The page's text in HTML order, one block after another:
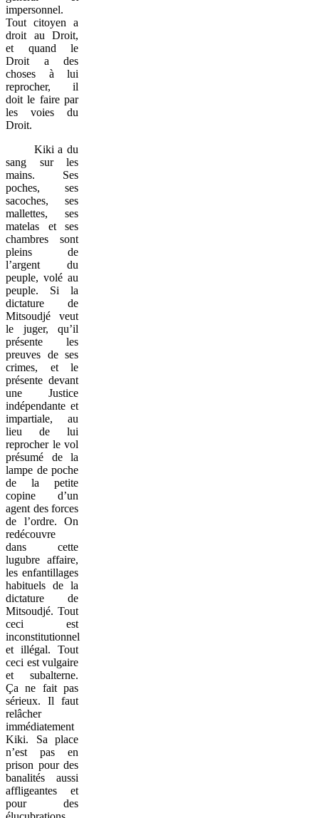
impersonnel.
Tout citoyen a
droit au Droit,
et quand le
Droit a des
choses à lui
reprocher, il
doit le faire par
les voies du
Droit.
Kiki a du
sang sur les
mains. Ses
poches, ses
sacoches, ses
mallettes, ses
matelas et ses
chambres sont
pleins de
l’argent du
peuple, volé au
peuple. Si la
dictature de
Mitsoudjé veut
le juger, qu’il
présente les
preuves de ses
crimes, et le
présente devant
une Justice
indépendante et
impartiale, au
lieu de lui
reprocher le vol
présumé de la
lampe de poche
de la petite
copine d’un
agent des forces
de l’ordre. On
redécouvre
dans cette
lugubre affaire,
les enfantillages
habituels de la
dictature de
Mitsoudjé. Tout
ceci est
inconstitutionnel
et illégal. Tout
ceci est vulgaire
et subalterne.
Ça ne fait pas
sérieux. Il faut
relâcher
immédiatement
Kiki. Sa place
n’est pas en
prison pour des
banalités aussi
affligeantes et
pour des